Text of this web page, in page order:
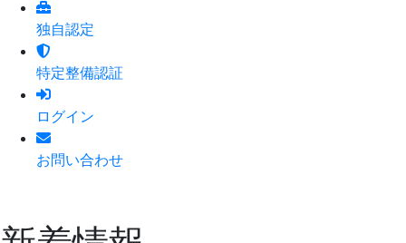
独自認定
特定整備認証
ログイン
お問い合わせ